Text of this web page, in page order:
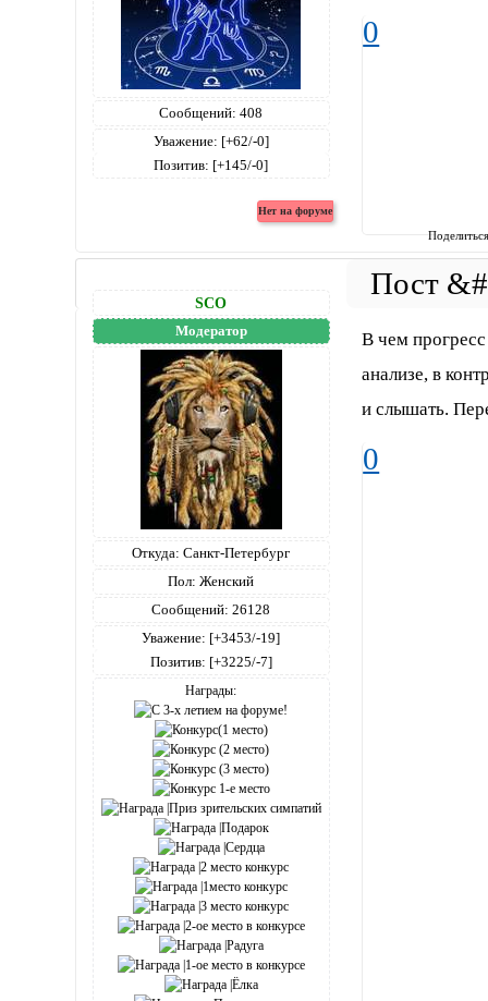
Сообщений: 408
Уважение: [+62/-0]
Позитив: [+145/-0]
0
SCO
Модератор
Откуда: Санкт-Петербург
Пол: Женский
Сообщений: 26128
Уважение: [+3453/-19]
Позитив: [+3225/-7]
Награды:
В чем
анализе, в
и слышать.
0